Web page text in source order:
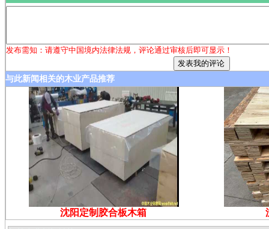
发布需知：请遵守中国境内法律法规，评论通过审核后即可显示！
与此新闻相关的木业产品推荐
沈阳定制胶合板木箱